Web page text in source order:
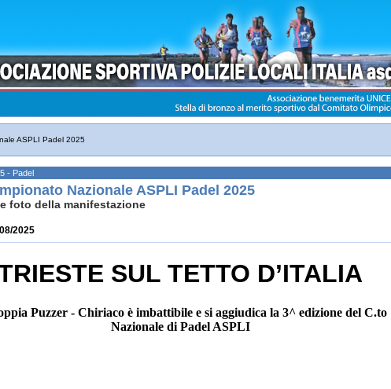
ASPLI Padel 2025
- Padel
Nazionale ASPLI Padel 2025
foto della manifestazione
2025
SUL TETTO D’ITALIA
Puzzer - Chiriaco è imbattibile e si aggiudica la 3^ edizione del C.to
Nazionale di Padel ASPLI